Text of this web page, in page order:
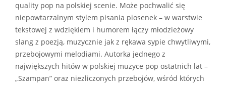
quality pop na polskiej scenie. Może pochwalić się
niepowtarzalnym stylem pisania piosenek – w warstwie
tekstowej z wdziękiem i humorem łączy młodzieżowy
slang z poezją, muzycznie jak z rękawa sypie chwytliwymi,
przebojowymi melodiami. Autorka jednego z
największych hitów w polskiej muzyce pop ostatnich lat –
„Szampan” oraz niezliczonych przebojów, wśród których